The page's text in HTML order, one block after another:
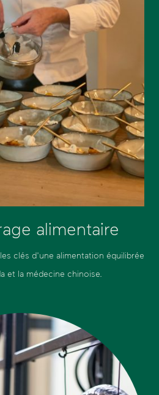
alimentaire
clés d'une alimentation équilibrée
et la médecine chinoise.